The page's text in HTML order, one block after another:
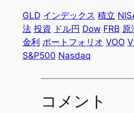
GLD インデックス 積立
法 投資 ドル円 Dow FRB 原
金利 ポートフォリオ VOO
S&P500 Nasdaq
コメント